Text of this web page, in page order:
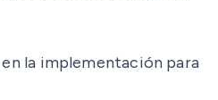
la implementación para